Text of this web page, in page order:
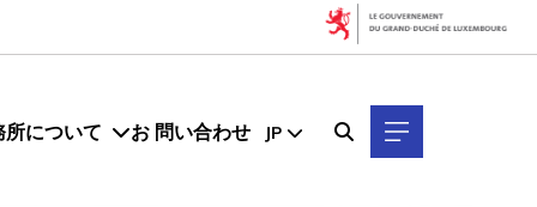
所について お 問い合わせ JP